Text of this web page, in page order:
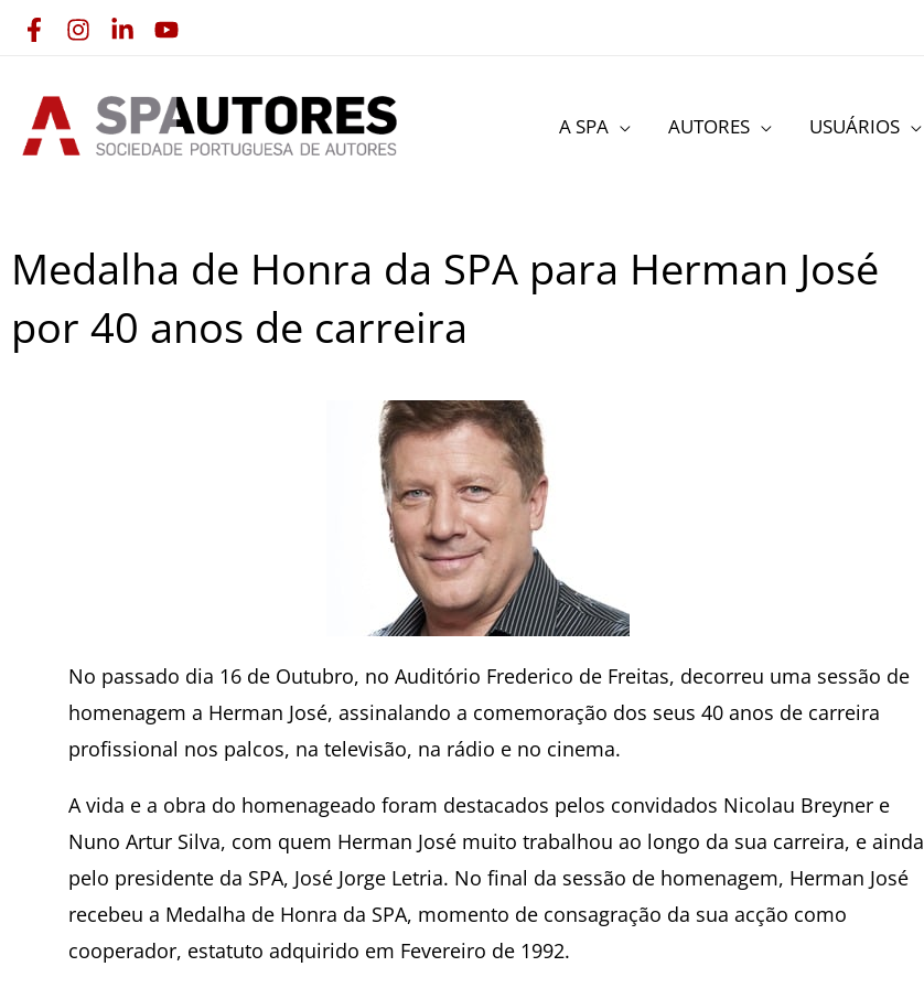
Skip
content
A SPA AUTORES USUÁRIOS
Medalha de Honra da SPA para Herman José
por 40 anos de carreira
No passado dia 16 de Outubro, no Auditório Frederico de Freitas, decorreu uma sessão de
homenagem a Herman José, assinalando a comemoração dos seus 40 anos de carreira
profissional nos palcos, na televisão, na rádio e no cinema.
A vida e a obra do homenageado foram destacados pelos convidados Nicolau Breyner e
Nuno Artur Silva, com quem Herman José muito trabalhou ao longo da sua carreira, e ainda
pelo presidente da SPA, José Jorge Letria. No final da sessão de homenagem, Herman José
recebeu a Medalha de Honra da SPA, momento de consagração da sua acção como
cooperador, estatuto adquirido em Fevereiro de 1992.